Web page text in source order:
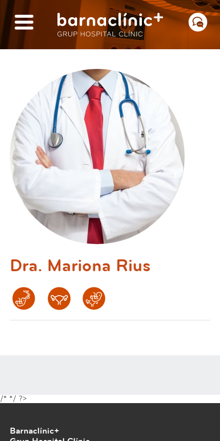
Dra. Mariona Rius
/* */ ?>
Barnaclínic+